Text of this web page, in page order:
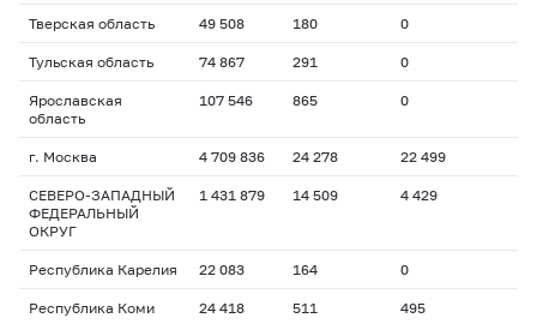
Тверская область 49 508 180 0
Тульская область 74 867 291 0
Ярославская
область
107 546 865 0
г. Москва 4 709 836 24 278 22 499
СЕВЕРО-ЗАПАДНЫЙ
ФЕДЕРАЛЬНЫЙ
ОКРУГ
1 431 879 14 509 4 429
Республика Карелия 22 083 164 0
Республика Коми 24 418 511 495